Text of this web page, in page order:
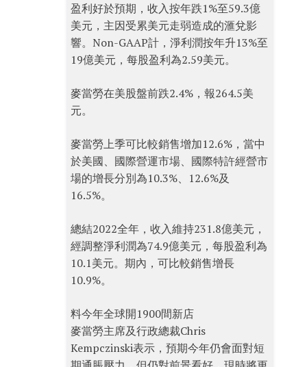
盈利好於預期，收入按年跌1%至59.3億
美元，主因受累美元走弱造成的滙兌影
響。Non-GAAP計，淨利潤按年升13%至
19億美元，每股盈利為2.59美元。
麥當勞在美股盤前跌2.4%，報264.5美
元。
麥當勞上季可比較銷售增加12.6%，當中
於美國、國際營運市場、國際特許經營市
場的增長分別為10.3%、12.6%及
16.5%。
總結2022全年，收入維持231.8億美元，
經調整淨利潤為74.9億美元，每股盈利為
10.1美元。期內，可比較銷售增長
10.9%。
料今年全球開1900間新店
麥當勞主席及行政總裁Chris
Kempczinski表示，預期今年仍會面對短